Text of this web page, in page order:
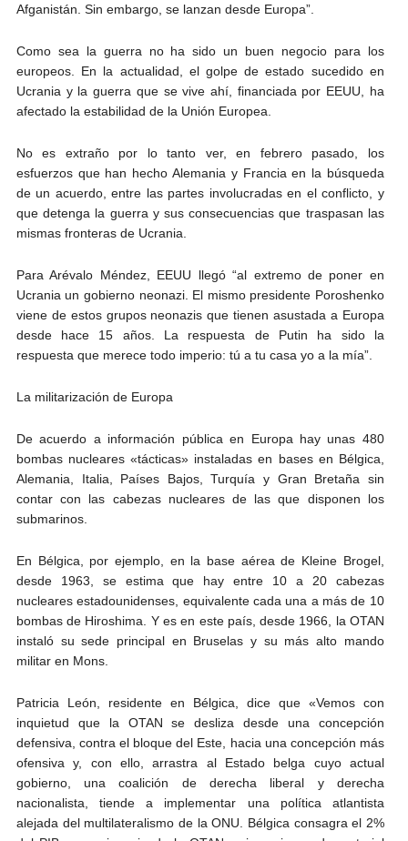
Afganistán. Sin embargo, se lanzan desde Europa”.
Como sea la guerra no ha sido un buen negocio para los
europeos. En la actualidad, el golpe de estado sucedido en
Ucrania y la guerra que se vive ahí, financiada por EEUU, ha
afectado la estabilidad de la Unión Europea.
No es extraño por lo tanto ver, en febrero pasado, los
esfuerzos que han hecho Alemania y Francia en la búsqueda
de un acuerdo, entre las partes involucradas en el conflicto, y
que detenga la guerra y sus consecuencias que traspasan las
mismas fronteras de Ucrania.
Para Arévalo Méndez, EEUU llegó “al extremo de poner en
Ucrania un gobierno neonazi. El mismo presidente Poroshenko
viene de estos grupos neonazis que tienen asustada a Europa
desde hace 15 años. La respuesta de Putin ha sido la
respuesta que merece todo imperio: tú a tu casa yo a la mía”.
La militarización de Europa
De acuerdo a información pública en Europa hay unas 480
bombas nucleares «tácticas» instaladas en bases en Bélgica,
Alemania, Italia, Países Bajos, Turquía y Gran Bretaña sin
contar con las cabezas nucleares de las que disponen los
submarinos.
En Bélgica, por ejemplo, en la base aérea de Kleine Brogel,
desde 1963, se estima que hay entre 10 a 20 cabezas
nucleares estadounidenses, equivalente cada una a más de 10
bombas de Hiroshima. Y es en este país, desde 1966, la OTAN
instaló su sede principal en Bruselas y su más alto mando
militar en Mons.
Patricia León, residente en Bélgica, dice que «Vemos con
inquietud que la OTAN se desliza desde una concepción
defensiva, contra el bloque del Este, hacia una concepción más
ofensiva y, con ello, arrastra al Estado belga cuyo actual
gobierno, una coalición de derecha liberal y derecha
nacionalista, tiende a implementar una política atlantista
alejada del multilateralismo de la ONU. Bélgica consagra el 2%